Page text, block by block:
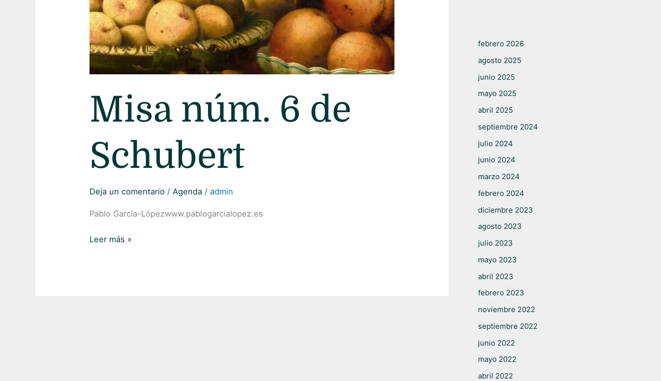
Misa núm. 6 de
Schubert
Deja un comentario /Agenda /admin
Pablo García-Lópezwww.pablogarcialopez.es
Leer más »
febrero 2026
agosto 2025
junio 2025
mayo 2025
abril 2025
septiembre 2024
julio 2024
junio 2024
marzo 2024
febrero 2024
diciembre 2023
agosto 2023
julio 2023
mayo 2023
abril 2023
febrero 2023
noviembre 2022
septiembre 2022
junio 2022
mayo 2022
abril 2022